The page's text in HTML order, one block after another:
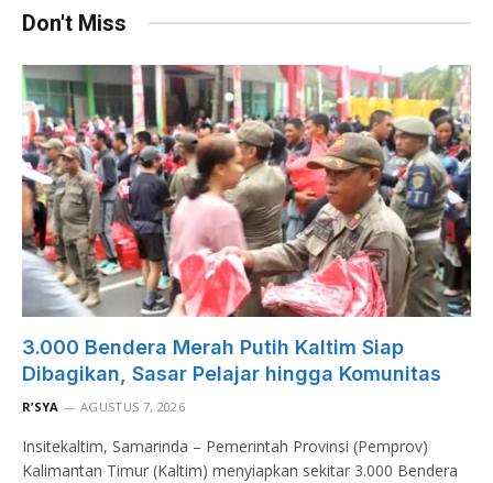
Don't Miss
3.000 Bendera Merah Putih Kaltim Siap
Dibagikan, Sasar Pelajar hingga Komunitas
R’SYA AGUSTUS 7, 2026
Insitekaltim, Samarinda – Pemerintah Provinsi (Pemprov)
Kalimantan Timur (Kaltim) menyiapkan sekitar 3.000 Bendera